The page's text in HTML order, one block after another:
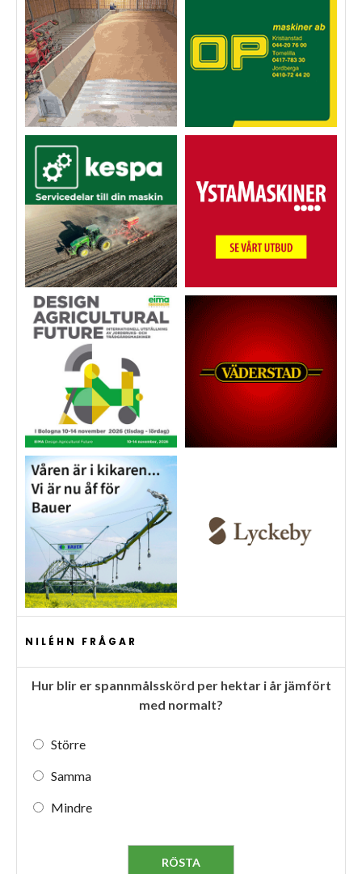
NILÉHN FRÅGAR
Hur blir er spannmålsskörd per hektar i år jämfört
med normalt?
Större
Samma
Mindre